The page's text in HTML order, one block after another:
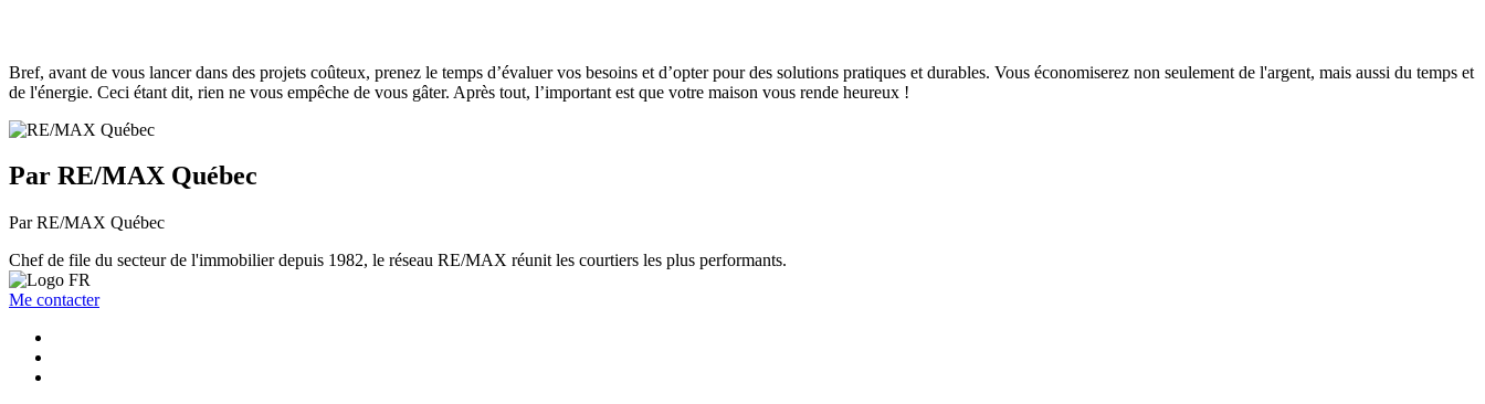
Bref, avant de vous lancer dans des projets coûteux, prenez le temps d’évaluer vos besoins et d’opter pour des solutions pratiques et durables. Vous économiserez non seulement de l'argent, mais aussi du temps et
de l'énergie. Ceci étant dit, rien ne vous empêche de vous gâter. Après tout, l’important est que votre maison vous rende heureux !
Par RE/MAX Québec
Par RE/MAX Québec
Chef de file du secteur de l'immobilier depuis 1982, le réseau RE/MAX réunit les courtiers les plus performants.
Me contacter